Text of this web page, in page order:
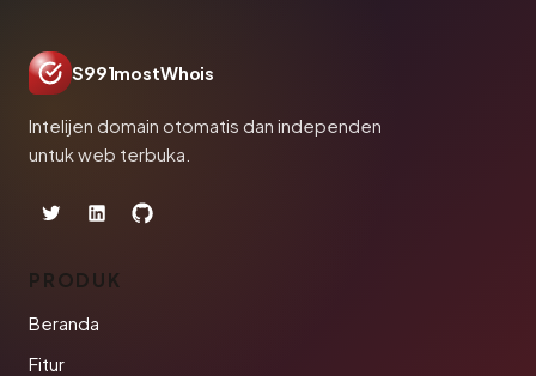
S991mostWhois
Intelijen domain otomatis dan independen
untuk web terbuka.
PRODUK
Beranda
Fitur